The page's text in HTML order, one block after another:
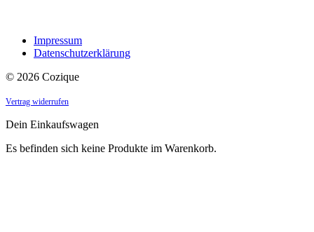
Impressum
Datenschutzerklärung
© 2026 Cozique
Vertrag widerrufen
Dein Einkaufswagen
Es befinden sich keine Produkte im Warenkorb.